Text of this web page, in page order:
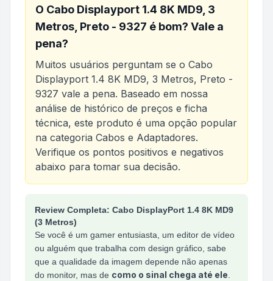
O Cabo Displayport 1.4 8K MD9, 3
Metros, Preto - 9327 é bom? Vale a
pena?
Muitos usuários perguntam se o Cabo
Displayport 1.4 8K MD9, 3 Metros, Preto -
9327 vale a pena. Baseado em nossa
análise de histórico de preços e ficha
técnica, este produto é uma opção popular
na categoria Cabos e Adaptadores.
Verifique os pontos positivos e negativos
abaixo para tomar sua decisão.
Análise do produtoCabo Displayport 1.4 8K
Review Completa: Cabo DisplayPort 1.4 8K MD9
(3 Metros)
Se você é um gamer entusiasta, um editor de vídeo
ou alguém que trabalha com design gráfico, sabe
que a qualidade da imagem depende não apenas
do monitor, mas de como o sinal chega até ele